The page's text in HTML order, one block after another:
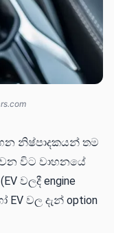
නිෂ්පාදකයන් තම
වන විට වාහනයේ
වලදී engine
වල දැන් option